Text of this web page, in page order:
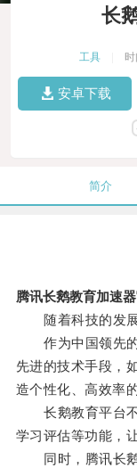
长
工具
安卓下载
简介
腾讯长鹅教育加速
随着科技的发展
作为中国领先的
先进的技术手段，
造个性化、高效率
长鹅教育平台不
学习评估等功能，
同时，腾讯长鹅